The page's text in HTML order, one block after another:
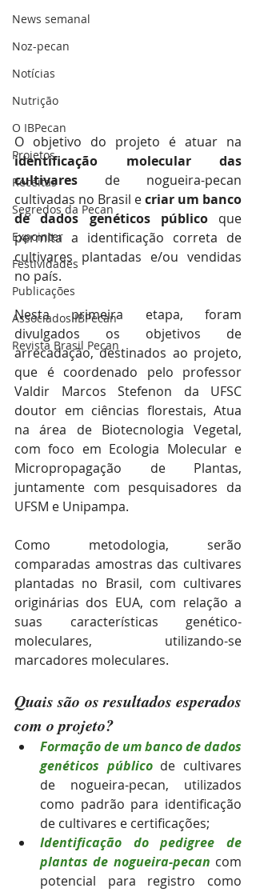
News semanal
Noz-pecan
Notícias
Nutrição
O IBPecan
Projetos
Receitas
Segredos da Pecan
Expointer
Festividades
Publicações
Associados IBPecan
Revista Brasil Pecan
identificação molecular das
cultivares de nogueira-pecan
cultivadas no Brasil e criar um banco
de dados genéticos público que
permita a identificação correta de
cultivares plantadas e/ou vendidas
no país.
Nesta primeira etapa, foram
divulgados os objetivos de
arrecadação, destinados ao projeto,
que é coordenado pelo professor
Valdir Marcos Stefenon da UFSC
doutor em ciências florestais, Atua
na área de Biotecnologia Vegetal,
com foco em Ecologia Molecular e
Micropropagação de Plantas,
juntamente com pesquisadores da
UFSM e Unipampa.
Como metodologia, serão
comparadas amostras das cultivares
plantadas no Brasil, com cultivares
originárias dos EUA, com relação a
suas características genético-
moleculares, utilizando-se
marcadores moleculares.
Quais são os resultados esperados
com o projeto?
Formação de um banco de dados
genéticos público de cultivares
de nogueira-pecan, utilizados
como padrão para identificação
de cultivares e certificações;
Identificação do pedigree de
plantas de nogueira-pecan com
potencial para registro como